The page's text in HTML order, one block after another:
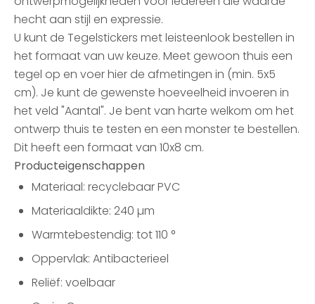
hecht aan stijl en expressie.
U kunt de Tegelstickers met leisteenlook bestellen in
het formaat van uw keuze. Meet gewoon thuis een
tegel op en voer hier de afmetingen in (min. 5x5
cm). Je kunt de gewenste hoeveelheid invoeren in
het veld "Aantal". Je bent van harte welkom om het
ontwerp thuis te testen en een monster te bestellen.
Dit heeft een formaat van 10x8 cm.
Producteigenschappen
Materiaal: recyclebaar PVC
Materiaaldikte: 240 µm
Warmtebestendig: tot 110 °
Oppervlak: Antibacterieel
Reliëf: voelbaar